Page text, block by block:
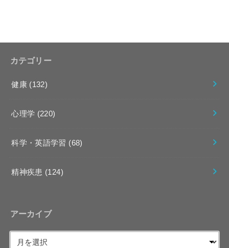
カテゴリー
健康 (132)
心理学 (220)
科学・英語学習 (68)
精神疾患 (124)
アーカイブ